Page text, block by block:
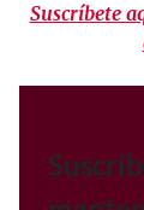
Suscríbete